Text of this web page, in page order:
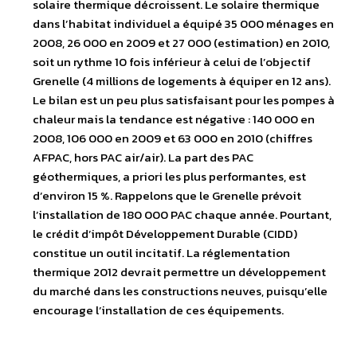
solaire thermique décroissent. Le solaire thermique
dans l’habitat individuel a équipé 35 000 ménages en
2008, 26 000 en 2009 et 27 000 (estimation) en 2010,
soit un rythme 10 fois inférieur à celui de l’objectif
Grenelle (4 millions de logements à équiper en 12 ans).
Le bilan est un peu plus satisfaisant pour les pompes à
chaleur mais la tendance est négative : 140 000 en
2008, 106 000 en 2009 et 63 000 en 2010 (chiffres
AFPAC, hors PAC air/air). La part des PAC
géothermiques, a priori les plus performantes, est
d’environ 15 %. Rappelons que le Grenelle prévoit
l’installation de 180 000 PAC chaque année. Pourtant,
le crédit d’impôt Développement Durable (CIDD)
constitue un outil incitatif. La réglementation
thermique 2012 devrait permettre un développement
du marché dans les constructions neuves, puisqu’elle
encourage l’installation de ces équipements.